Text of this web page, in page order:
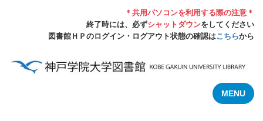
＊共用パソコンを利用する際の注意＊
終了時には、必ずシャットダウンをしてください
図書館ＨＰのログイン・ログアウト状態の確認はこちらから
MENU